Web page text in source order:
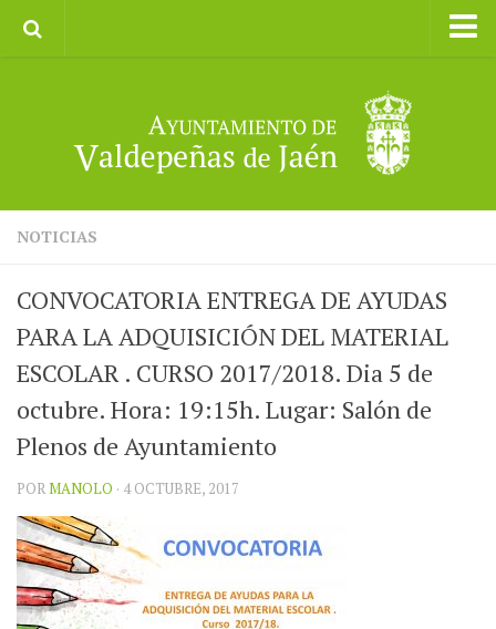
II CXM ROMPEALBARCAS 2023
NOTICIAS
CONVOCATORIA ENTREGA DE AYUDAS
PARA LA ADQUISICIÓN DEL MATERIAL
ESCOLAR . CURSO 2017/2018. Dia 5 de
octubre. Hora: 19:15h. Lugar: Salón de
Plenos de Ayuntamiento
PORMANOLO · 4 OCTUBRE, 2017